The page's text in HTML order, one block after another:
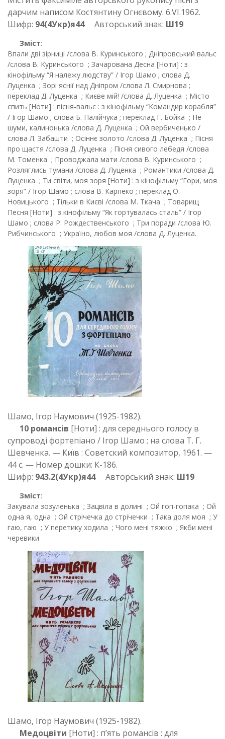
дарчим написом Костянтину Огнєвому. 6.VI.1962.
Шифр: 94(4Укр)я44Авторський знак: Ш19
Зміст:
Впали дві зірниці /слова В. Куринського ; Дніпровський вальс
/слова В. Куринського ; Зачарована Десна [Ноти] : з
кінофільму “Я належу людству” / Ігор Шамо ; слова Д.
Луценка ; Зорі яснії над Дніпром /слова Л. Смирнова ;
переклад Д. Луценка ; Києве мій! /слова Д. Луценка ; Місто
спить [Ноти] : пісня-вальс : з кінофільму “Командир корабля”
/ Ігор Шамо ; слова Б. Палійчука ; переклад Г. Бойка ; Не
шуми, калинонька /слова Д. Луценка ; Ой вербиченько /
слова Л. Забашти ; Осіннє золото /слова Д. Луценка ; Пісня
про щастя /слова Д. Луценка ; Пісня сивого лебедя /слова
М. Томенка ; Проводжала мати /слова В. Куринського ;
Розляглись тумани /слова Д. Луценка ; Романтики /слова Д.
Луценка ; Ти світи, моя зоря [Ноти] : з кінофільму “Гори, моя
зоря” / Ігор Шамо ; слова В. Карпеко ; переклад О.
Новицького ; Тільки в Києві /слова М. Ткача ; Товарищ
Песня [Ноти] : з кінофільму “Як гортувалась сталь” / Ігор
Шамо ; слова Р. Рождественського ; Три поради /слова Ю.
Рибчинського ; Україно, любов моя /слова Д. Луценка.
Шамо, Ігор Наумович (1925-1982).
10 романсів [Ноти] : для середнього голосу в
супроводі фортепіано / Ігор Шамо ; на слова Т. Г.
Шевченка. — Київ : Советский композитор, 1961. —
44 с. — Номер дошки: К-186.
Шифр: 943.2(4Укр)я44Авторський знак: Ш19
Зміст:
Закувала зозуленька ; Зацвіла в долині ; Ой гоп-гопака ; Ой
одна я, одна ; Ой стрічечка до стрічечки ; Така доля моя ; У
гаю, гаю ; У перетику ходила ; Чого мені тяжко ; Якби мені
черевики
Шамо, Ігор Наумович (1925-1982).
Медоцвіти [Ноти] : п’ять романсів : для